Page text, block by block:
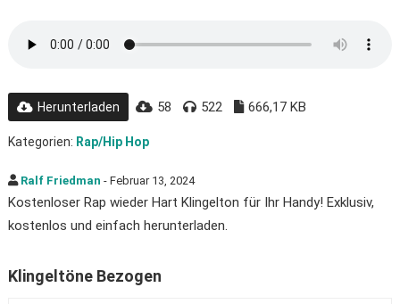
Herunterladen 58 522 666,17 KB
Kategorien: Rap/Hip Hop
Ralf Friedman - Februar 13, 2024
Kostenloser Rap wieder Hart Klingelton für Ihr Handy! Exklusiv,
kostenlos und einfach herunterladen.
Klingeltöne Bezogen